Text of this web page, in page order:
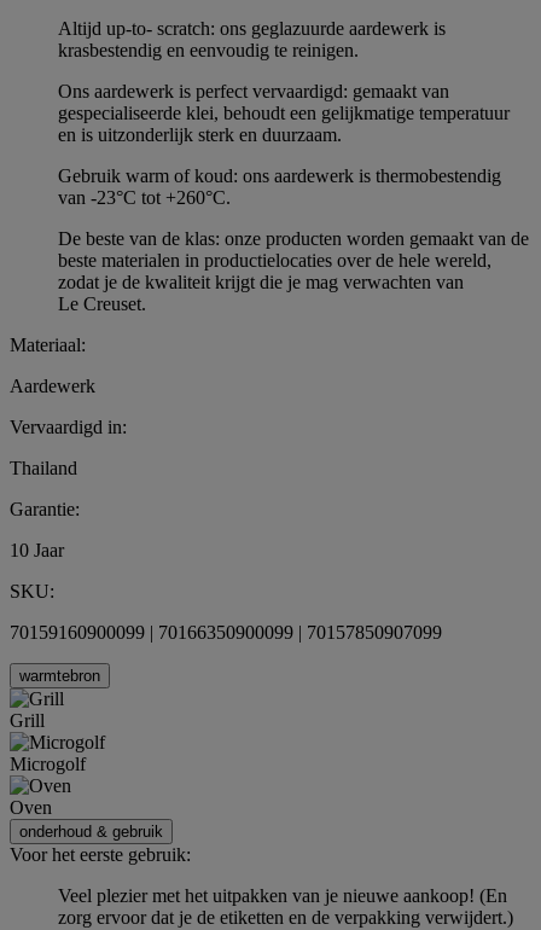
Altijd up-to- scratch: ons geglazuurde aardewerk is
krasbestendig en eenvoudig te reinigen.
Ons aardewerk is perfect vervaardigd: gemaakt van
gespecialiseerde klei, behoudt een gelijkmatige temperatuur
en is uitzonderlijk sterk en duurzaam.
Gebruik warm of koud: ons aardewerk is thermobestendig
van -23°C tot +260°C.
De beste van de klas: onze producten worden gemaakt van de
beste materialen in productielocaties over de hele wereld,
zodat je de kwaliteit krijgt die je mag verwachten van
Le Creuset.
Materiaal:
Aardewerk
Vervaardigd in:
Thailand
Garantie:
10 Jaar
SKU:
70159160900099 | 70166350900099 | 70157850907099
warmtebron
Grill
Microgolf
Oven
onderhoud & gebruik
Voor het eerste gebruik:
Veel plezier met het uitpakken van je nieuwe aankoop! (En
zorg ervoor dat je de etiketten en de verpakking verwijdert.)